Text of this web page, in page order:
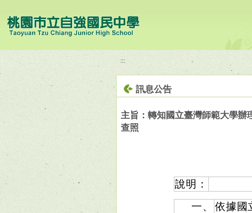
:::
訊息公告
主旨：轉知國立臺灣師範大學
查照
說明：
一、
依據國